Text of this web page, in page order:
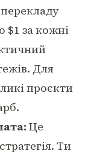
$1 за кожні
Для
проєкти
Це
Ти